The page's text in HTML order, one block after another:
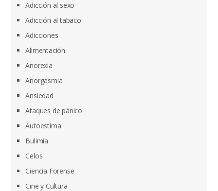
Adicción al sexo
Adicción al tabaco
Adicciones
Alimentación
Anorexia
Anorgasmia
Ansiedad
Ataques de pánico
Autoestima
Bulimia
Celos
Ciencia Forense
Cine y Cultura